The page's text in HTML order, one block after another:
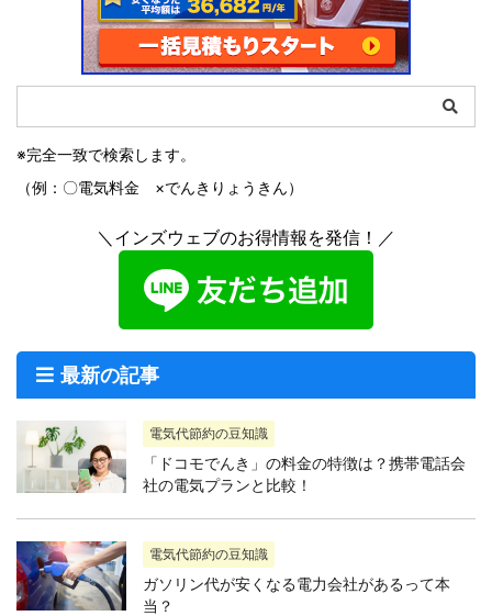
※完全一致で検索します。
（例：〇電気料金 ×でんきりょうきん）
＼インズウェブのお得情報を発信！／
最新の記事
電気代節約の豆知識
「ドコモでんき」の料金の特徴は？携帯電話会
社の電気プランと比較！
電気代節約の豆知識
ガソリン代が安くなる電力会社があるって本
当？